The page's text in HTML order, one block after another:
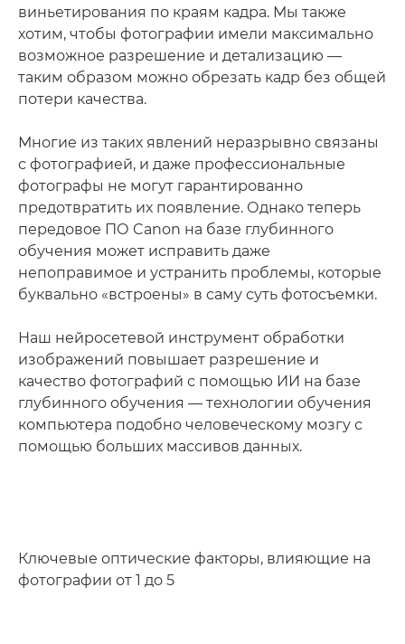
виньетирования по краям кадра. Мы также
хотим, чтобы фотографии имели максимально
возможное разрешение и детализацию —
таким образом можно обрезать кадр без общей
потери качества.
Многие из таких явлений неразрывно связаны
с фотографией, и даже профессиональные
фотографы не могут гарантированно
предотвратить их появление. Однако теперь
передовое ПО Canon на базе глубинного
обучения может исправить даже
непоправимое и устранить проблемы, которые
буквально «встроены» в саму суть фотосъемки.
Наш нейросетевой инструмент обработки
изображений повышает разрешение и
качество фотографий с помощью ИИ на базе
глубинного обучения — технологии обучения
компьютера подобно человеческому мозгу с
помощью больших массивов данных.
Ключевые оптические факторы, влияющие на
фотографии от 1 до 5